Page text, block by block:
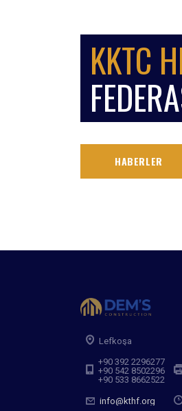
KKTC
HABERLER
Lefkoşa
+90 392 2296277
+90 542 8502296
+90 533 8662522
info@kthf.org